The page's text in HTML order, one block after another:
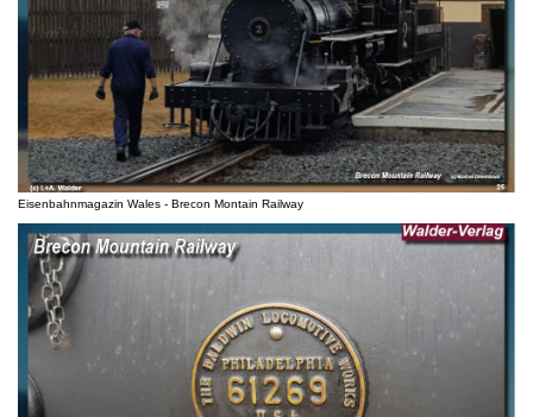
Eisenbahnmagazin Wales - Brecon Montain Railway